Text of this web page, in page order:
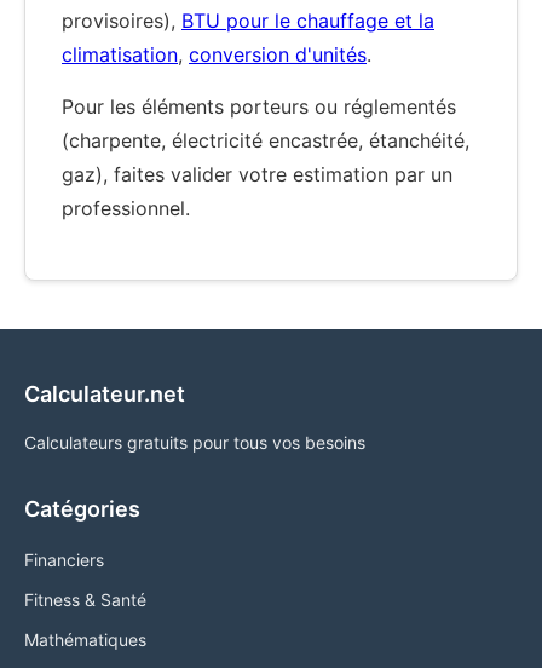
provisoires), BTU pour le chauffage et la
climatisation, conversion d'unités.
Pour les éléments porteurs ou réglementés
(charpente, électricité encastrée, étanchéité,
gaz), faites valider votre estimation par un
professionnel.
Calculateur.net
Calculateurs gratuits pour tous vos besoins
Catégories
Financiers
Fitness & Santé
Mathématiques